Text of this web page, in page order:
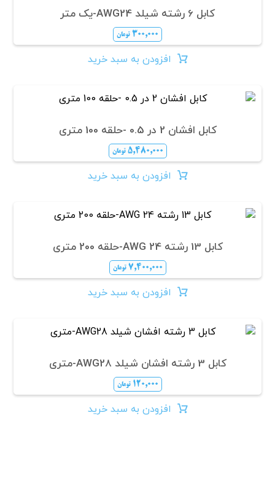
کابل 6 رشته شیلد AWG24-یک متر
۳۰۰,۰۰۰ تومان
افزودن به سبد خرید
کابل افشان 2 در 0.5 -حلقه 100 متری
۵,۴۸۰,۰۰۰ تومان
افزودن به سبد خرید
کابل 13 رشته AWG 24-حلقه 200 متری
۷,۴۰۰,۰۰۰ تومان
افزودن به سبد خرید
کابل 3 رشته افشان شیلد AWG28-متری
۱۲۰,۰۰۰ تومان
افزودن به سبد خرید